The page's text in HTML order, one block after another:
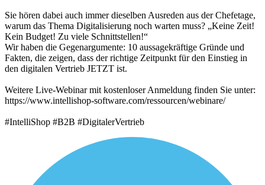
Sie hören dabei auch immer dieselben Ausreden aus der Chefetage,
warum das Thema Digitalisierung noch warten muss? „Keine Zeit!
Kein Budget! Zu viele Schnittstellen!“
Wir haben die Gegenargumente: 10 aussagekräftige Gründe und
Fakten, die zeigen, dass der richtige Zeitpunkt für den Einstieg in
den digitalen Vertrieb JETZT ist.
Weitere Live-Webinar mit kostenloser Anmeldung finden Sie unter:
https://www.intellishop-software.com/ressourcen/webinare/
#IntelliShop #B2B #DigitalerVertrieb